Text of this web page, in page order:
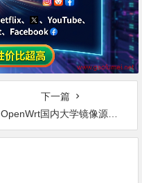
下一篇
OpenWrt国内大学镜像源分享